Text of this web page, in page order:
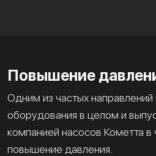
Повышение
Одним из частых
оборудования в целом и
компанией насосов Кометта в
повышение давления.